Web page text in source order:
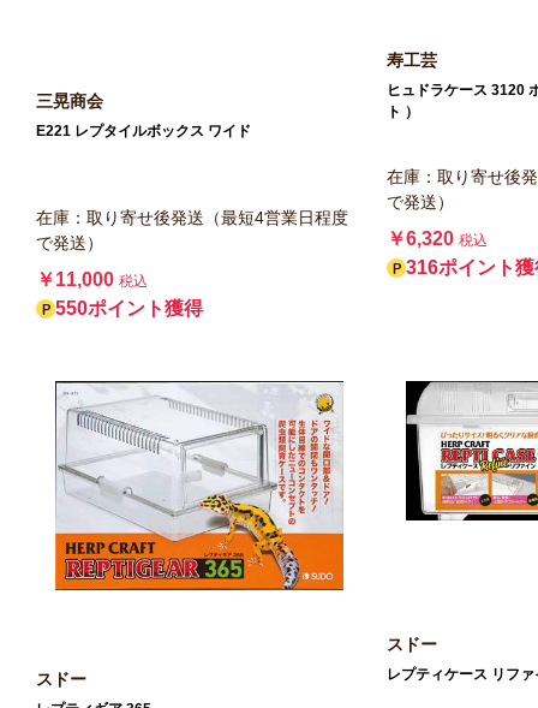
三晃商会
E221 レプタイルボックス ワイド
在庫：取り寄せ後発送（最短4営業日程度
で発送）
￥11,000 税込
550ポイント獲得
寿工芸
ヒュドラケース 3120
ト ）
在庫：取り寄せ後
で発送）
￥6,320 税込
316ポイント獲
スドー
スドー
レプティケース リファ